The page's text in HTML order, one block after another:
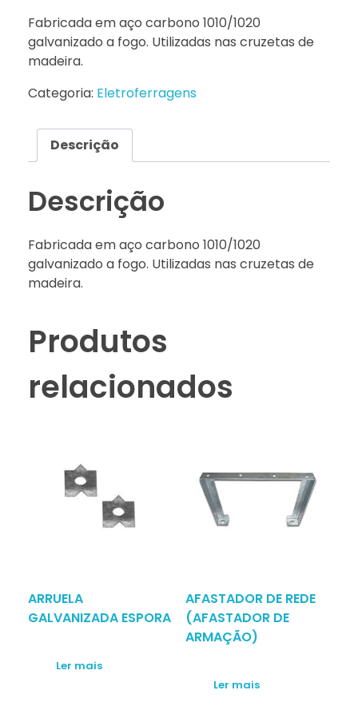
Fabricada em aço carbono 1010/1020
galvanizado a fogo. Utilizadas nas cruzetas de
madeira.
Categoria: Eletroferragens
Descrição
Descrição
Fabricada em aço carbono 1010/1020
galvanizado a fogo. Utilizadas nas cruzetas de
madeira.
Produtos
relacionados
ARRUELA
GALVANIZADA ESPORA
Ler mais
AFASTADOR DE REDE
(AFASTADOR DE
ARMAÇÃO)
Ler mais